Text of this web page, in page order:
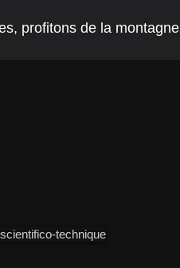
profitons de la montagne